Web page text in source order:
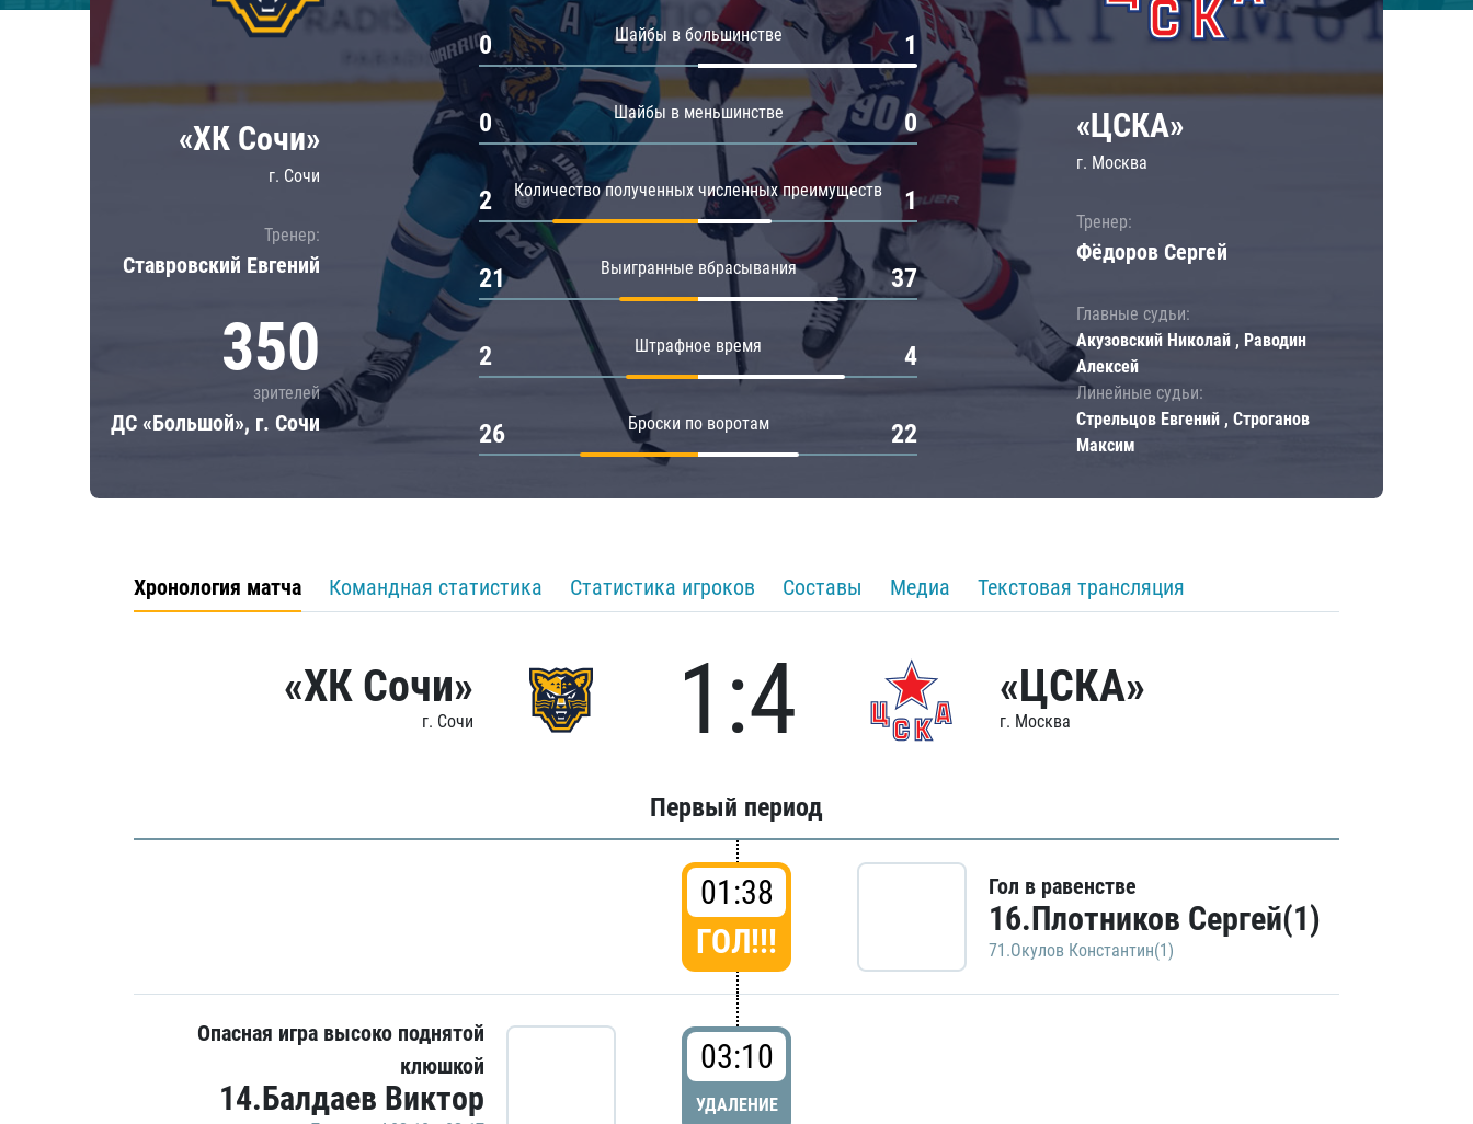
Локомотив
ЦСКА
Шанхайские Драконы
Амур
Барыс
Салават Юлаев
«ХК Сочи»
г. Сочи
Тренер:
Ставровский Евгений
350
зрителей
ДС «Большой», г. Сочи
Шайбы в большинстве
0 1
Шайбы в меньшинстве
0 0
Количество полученных численных преимуществ
2 1
Выигранные вбрасывания
21 37
Штрафное время
2 4
Броски по воротам
26 22
«ЦСКА»
г. Москва
Тренер:
Фёдоров Сергей
Главные судьи:
Акузовский Николай , Раводин
Алексей
Линейные судьи:
Стрельцов Евгений , Строганов
Максим
Хронология матча Командная статистика Статистика игроков Составы Медиа Текстовая трансляция
«ХК Сочи»
г. Сочи 1:4 «ЦСКА»
г. Москва
Первый период
01:38
ГОЛ!!!
Гол в равенстве
16.Плотников Сергей(1)
71.Окулов Константин(1)
Опасная игра высоко поднятой
клюшкой
14.Балдаев Виктор
03:10
УДАЛЕНИЕ